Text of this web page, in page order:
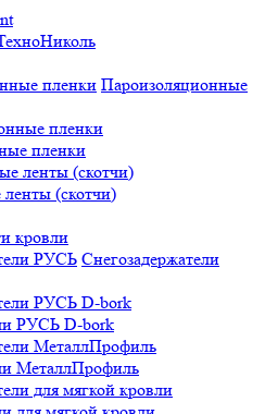
Пароизоляционные
пленки
(скотчи)
кровли
Снегозадержатели
РУСЬ D-bork
МеталлПрофиль